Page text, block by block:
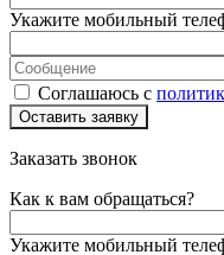
Укажите мобильный
Соглашаюсь с
Оставить заявку
Заказать звонок
Как к вам обращаться?
Укажите мобильный